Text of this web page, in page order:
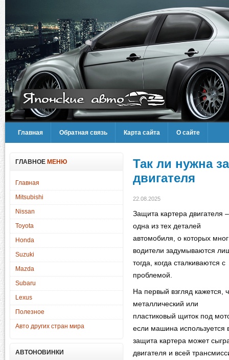
Главная Обратная связь Карта сайта О сайте
ГЛАВНОЕ МЕНЮ
Главная
Mitsubishi
Nissan
Toyota
Honda
Suzuki
Mazda
Subaru
Lexus
Полезное
Авто других стран мира
АВТОНОВИНКИ
Так ли нужна
двигателя
22.08.2025
Защита картера двигателя –
одна из тех деталей
автомобиля, о которых
водители задумываются
тогда, когда сталкиваются с
проблемой.
На первый взгляд кажется,
металлический или
пластиковый щиток под
если машина используется
защита картера может
двигателя и всей